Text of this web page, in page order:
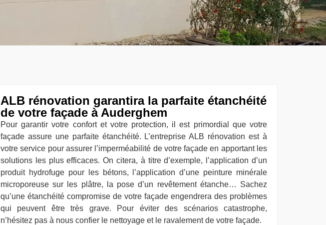
ALB rénovation garantira la parfaite étanchéité
de votre façade à Auderghem
Pour garantir votre confort et votre protection, il est primordial que votre
façade assure une parfaite étanchéité. L’entreprise ALB rénovation est à
votre service pour assurer l’imperméabilité de votre façade en apportant les
solutions les plus efficaces. On citera, à titre d’exemple, l’application d’un
produit hydrofuge pour les bétons, l’application d’une peinture minérale
microporeuse sur les plâtre, la pose d’un revêtement étanche… Sachez
qu’une étanchéité compromise de votre façade engendrera des problèmes
qui peuvent être très grave. Pour éviter des scénarios catastrophe,
n’hésitez pas à nous confier le nettoyage et le ravalement de votre façade.